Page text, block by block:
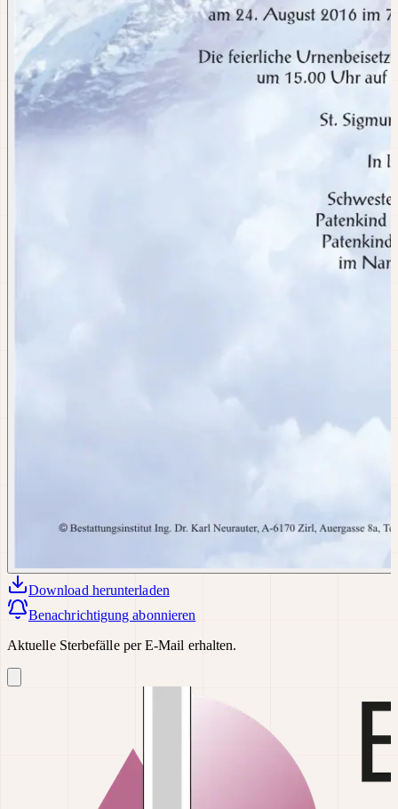
Download herunterladen
Benachrichtigung abonnieren
Aktuelle Sterbefälle per E-Mail erhalten.